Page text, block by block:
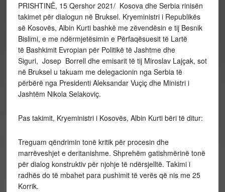
PRISHTINË, 15 Qershor 2021/ Kosova dhe Serbia rinisën
takimet për dialogun në Bruksel. Kryeministri i Republikës
së Kosovës, Albin Kurti bashkë me zëvendësin e tij Besnik
Bislimi, e me ndërmjetësimin e Përfaqësuesit të Lartë
të Bashkimit Evropian për Politikë të Jashtme dhe
Siguri, Josep Borrell dhe emisarit të tij Miroslav Lajçak, sot
në Bruksel u takuam me delegacionin nga Serbia të
përbërë nga Presidenti Aleksandar Vuçiç dhe Ministri i
Jashtëm Nikola Selakoviç.
Pas takimit, Kryeministri i Kosovës, Albin Kurti bëri të ditur:
Treguam qëndrimin tonë kritik për procesin dhe
marrëveshjet e deritanishme. Shprehëm gatishmërinë tonë
për dialog konstruktiv për njohje të ndërsjelltë. Takimi i
radhës do të mbahet para pushimit të verës që nis me 25
Korrik.